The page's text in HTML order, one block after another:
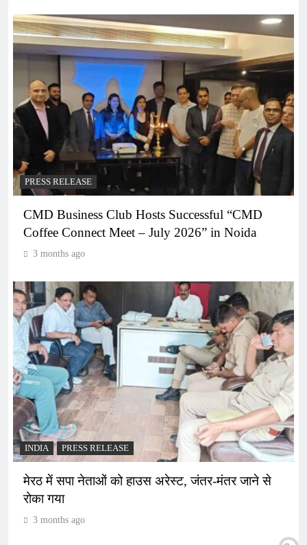
PRESS RELEASE
CMD Business Club Hosts Successful “CMD
Coffee Connect Meet – July 2026” in Noida
3 months ago
INDIA PRESS RELEASE
मेरठ में सपा नेताओं को हाउस अरेस्ट, जंतर-मंतर जाने से
रोका गया
3 months ago